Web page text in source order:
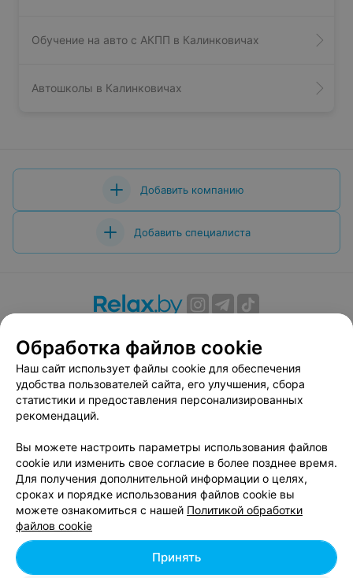
Обучение на авто с АКПП в Калинковичах
Автошколы в Калинковичах
Добавить компанию
Добавить специалиста
Вакансии
Публичный договор
Способы оплаты
Публичный договор по использованию сервиса
«Афиша»
Пользовательское соглашение
Связаться по вопросам сотрудничества
Написать руководителю relax.by
Персональные настройки cookie
Обработка персональных данных
Обработка файлов cookie
Наш сайт использует файлы cookie для обеспечения
удобства пользователей сайта, его улучшения, сбора
статистики и предоставления персонализированных
рекомендаций.
Вы можете настроить параметры использования файлов
cookie или изменить свое согласие в более позднее время.
Для получения дополнительной информации о целях,
сроках и порядке использования файлов cookie вы
можете ознакомиться с нашей Политикой обработки
файлов cookie
Принять